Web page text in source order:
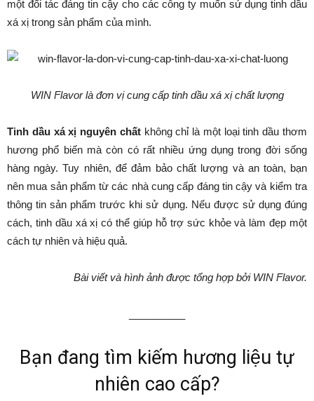
một đối tác đáng tin cậy cho các công ty muốn sử dụng tinh dầu
xá xị trong sản phẩm của mình.
WIN Flavor là đơn vị cung cấp tinh dầu xá xị chất lượng
Tinh dầu xá xị nguyên chất không chỉ là một loại tinh dầu thơm
hương phổ biến mà còn có rất nhiều ứng dụng trong đời sống
hàng ngày. Tuy nhiên, để đảm bảo chất lượng và an toàn, bạn
nên mua sản phẩm từ các nhà cung cấp đáng tin cậy và kiểm tra
thông tin sản phẩm trước khi sử dụng. Nếu được sử dụng đúng
cách, tinh dầu xá xị có thể giúp hỗ trợ sức khỏe và làm đẹp một
cách tự nhiên và hiệu quả.
Bài viết và hình ảnh được tổng hợp bởi WIN Flavor.
Bạn đang tìm kiếm hương liệu tự
nhiên cao cấp?